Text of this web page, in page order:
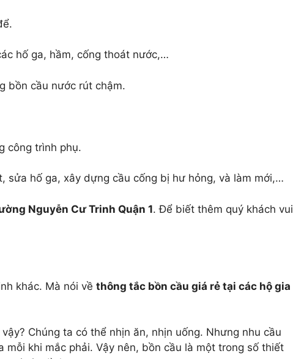
hố ga, hầm, cống thoát nước,…
bồn cầu nước rút chậm.
công trình phụ.
sửa hố ga, xây dựng cầu cống bị hư hỏng, và làm mới,…
Nguyễn Cư Trinh Quận 1. Để biết thêm quý khách vui
khác. Mà nói về thông tắc bồn cầu giá rẻ tại các hộ gia
Chúng ta có thể nhịn ăn, nhịn uống. Nhưng nhu cầu
khi mắc phải. Vậy nên, bồn cầu là một trong số thiết